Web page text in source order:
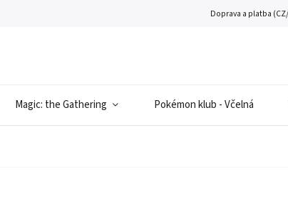
Doprava a platba
Magic: the Gathering Pokémon klub - Včelná